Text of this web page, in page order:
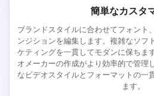
簡単なカスタ
ブランドスタイルに合わせてフォント
ンジションを編集します。複雑なソフ
ケティングを一貫してモダンに保ちま
オメーカーの作成がより効率的で管理
なビデオスタイルとフォーマットの一
ます。